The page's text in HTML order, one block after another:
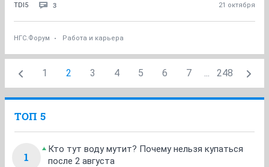
TDI5 3 21 октября
НГС.Форум Работа и карьера
1 2 3 4 5 6 7 ... 248
ТОП 5
1
Кто тут воду мутит? Почему нельзя купаться
после 2 августа